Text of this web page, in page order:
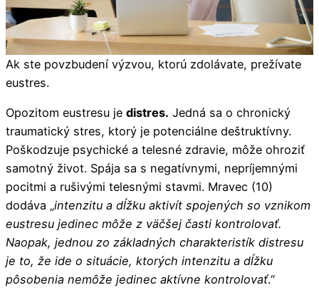
Ak ste povzbudení výzvou, ktorú zdolávate, prežívate
eustres.
Opozitom eustresu je distres. Jedná sa o chronický
traumatický stres, ktorý je potenciálne deštruktívny.
Poškodzuje psychické a telesné zdravie, môže ohroziť
samotný život. Spája sa s negatívnymi, nepríjemnými
pocitmi a rušivými telesnými stavmi. Mravec (10)
dodáva „intenzitu a dĺžku aktivít spojených so vznikom
eustresu jedinec môže z väčšej časti kontrolovať.
Naopak, jednou zo základných charakteristík distresu
je to, že ide o situácie, ktorých intenzitu a dĺžku
pôsobenia nemôže jedinec aktívne kontrolovať.“